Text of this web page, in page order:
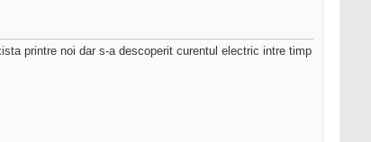
printre noi dar s-a descoperit curentul electric intre timp